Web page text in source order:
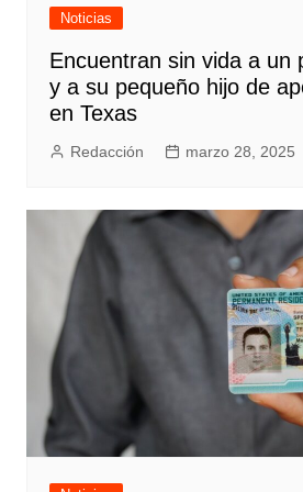
Noticias
Encuentran sin vida a un
y a su pequeño hijo de
en Texas
Redacción marzo 28, 2025